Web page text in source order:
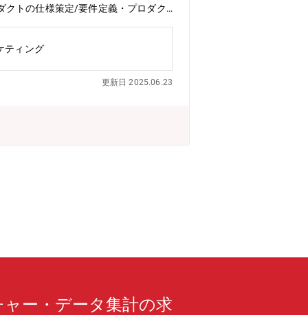
クトの仕様策定/要件定義・プロダク
経験▼事業開発～運用までを一貫し
推進経験▼交通系企業でのご経験、
ティング
更新日 2025.06.23
ー・データ集計の求